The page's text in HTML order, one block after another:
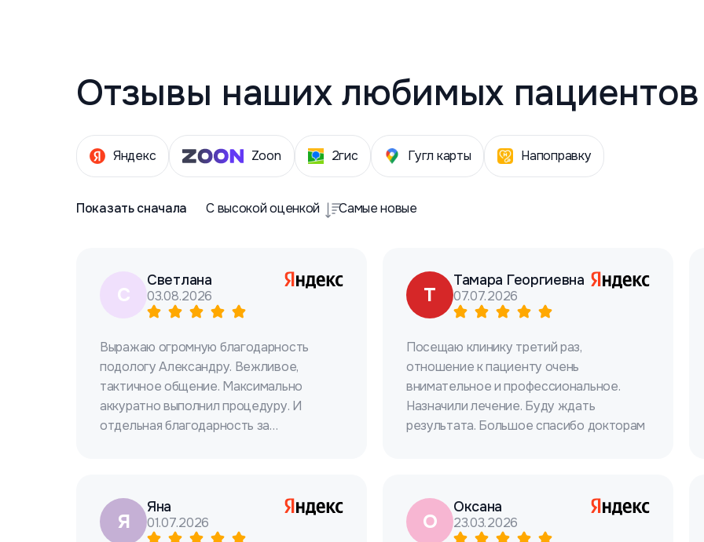
Отзывы наших любимых пациентов
Яндекс Zoon 2гис Гугл карты Напоправку
Показать сначала С высокой оценкой Самые новые
С
Светлана
03.08.2026
Выражаю огромную благодарность
подологу Александру. Вежливое,
тактичное общение. Максимально
аккуратно выполнил процедуру. И
отдельная благодарность за
Т
Тамара Георгиевна
07.07.2026
Посещаю клинику третий раз,
отношение к пациенту очень
внимательное и профессиональное.
Назначили лечение. Буду ждать
результата. Большое спасибо докторам
Я
Яна
01.07.2026 О
Оксана
23.03.2026